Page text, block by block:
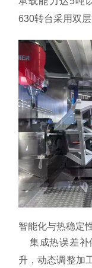
630转台采用双
智能化与热稳定
集成热误差补
升，动态调整加